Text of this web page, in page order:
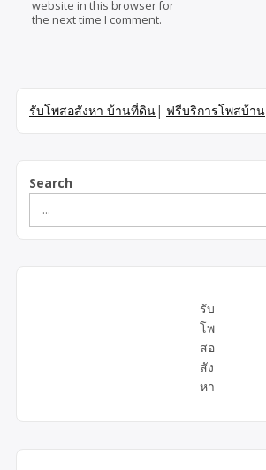
website in this browser for
the next time I comment.
รับโพสอสังหา บ้านที่ดิน| ฟรีบริการโพสบ้าน
Search
รับ
โพ
สอ
สัง
หา